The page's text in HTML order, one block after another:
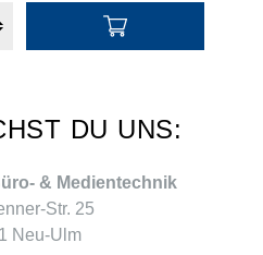
DU UNS:
& Medientechnik
Str. 25
Neu-Ulm